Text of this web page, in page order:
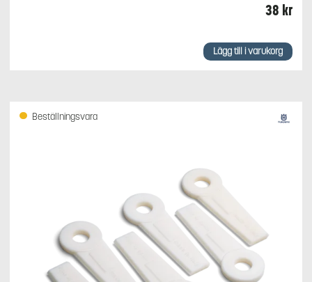
38 kr
Lägg till i varukorg
Beställningsvara